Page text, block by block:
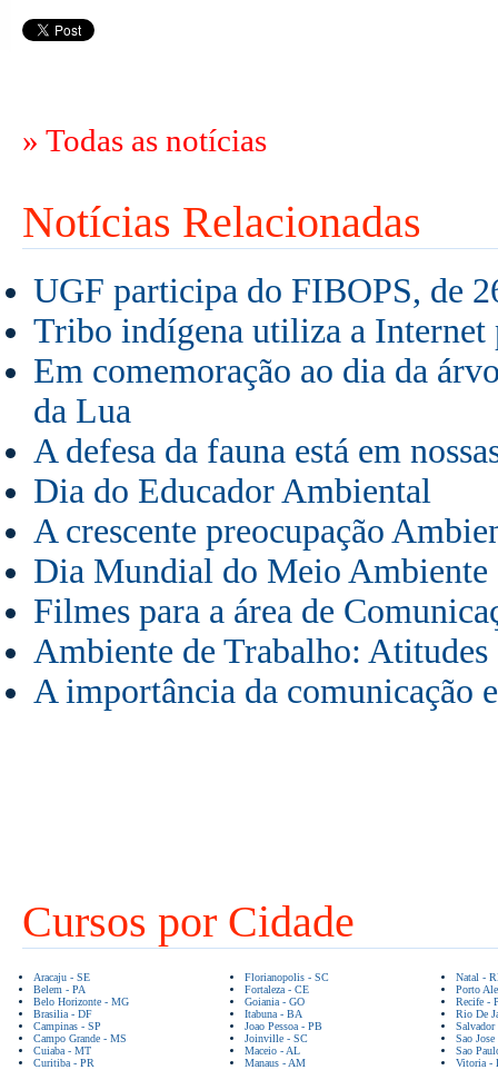
» Todas as notícias
Notícias Relacionadas
UGF participa do FIBOPS, de
Tribo indígena utiliza a Internet
Em comemoração ao dia da
da Lua
A defesa da fauna está em
Dia do Educador Ambiental
A crescente preocupação
Dia Mundial do Meio Ambiente
Filmes para a área de
Ambiente de Trabalho: Atitudes
A importância da comunicação
Cursos por Cidade
Aracaju - SE
Belem - PA
Belo Horizonte - MG
Brasilia - DF
Campinas - SP
Campo Grande - MS
Cuiaba - MT
Curitiba - PR
Florianopolis - SC
Fortaleza - CE
Goiania - GO
Itabuna - BA
Joao Pessoa - PB
Joinville - SC
Maceio - AL
Manaus - AM
Natal -
Porto
Recife -
Rio De
Sao
Sao
Vitoria -